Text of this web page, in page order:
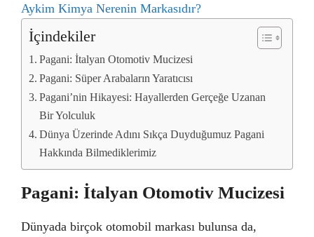
Aykim Kimya Nerenin Markasıdır?
İçindekiler
Pagani: İtalyan Otomotiv Mucizesi
Pagani: Süper Arabaların Yaratıcısı
Pagani’nin Hikayesi: Hayallerden Gerçeğe Uzanan
Bir Yolculuk
Dünya Üzerinde Adını Sıkça Duyduğumuz Pagani
Hakkında Bilmediklerimiz
Pagani: İtalyan Otomotiv Mucizesi
Dünyada birçok otomobil markası bulunsa da,